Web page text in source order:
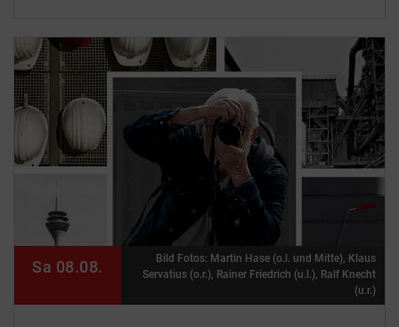
Sa 08.08.
Bild Fotos: Martin Hase (o.l. und Mitte), Klaus
Servatius (o.r.), Rainer Friedrich (u.l.), Ralf Knecht
(u.r.)